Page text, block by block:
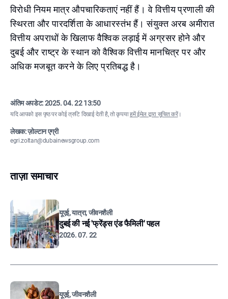
विरोधी नियम मात्र औपचारिकताएं नहीं हैं। वे वित्तीय प्रणाली की
स्थिरता और पारदर्शिता के आधारस्तंभ हैं। संयुक्त अरब अमीरात
वित्तीय अपराधों के खिलाफ वैश्विक लड़ाई में अग्रसर होने और
दुबई और राष्ट्र के स्थान को वैश्विक वित्तीय मानचित्र पर और
अधिक मजबूत करने के लिए प्रतिबद्ध है।
अंतिम अपडेट:2025. 04. 22 13:50
यदि आपको इस पृष्ठ पर कोई त्रुटि दिखाई देती है, तो कृपयाहमें ईमेल द्वारा सूचित करें।
लेखक: ज़ोल्टान एग्री
egri.zoltan@dubainewsgroup.com
ताज़ा समाचार
यूएई, यात्रा, जीवनशैली
दुबई की नई 'फ्रेंड्स एंड फैमिली' पहल
2026. 07. 22
यूएई, जीवनशैली